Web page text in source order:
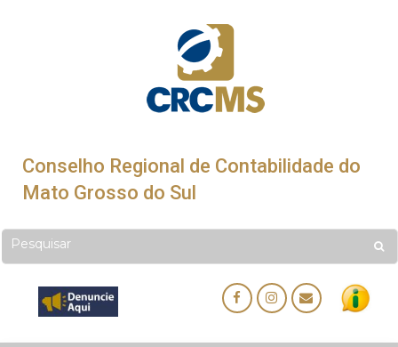
Conselho Regional de Contabilidade do
Mato Grosso do Sul